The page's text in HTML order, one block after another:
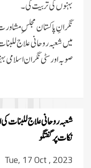
بہنوں کی تربیت کی۔
نگرانِ پاکستان مجلسِ
میں شعبہ روحانی علاج
صوبہ اور سٹی نگران اسلامی
شعبہ روحانی علاج للبنات
نکات پر گفتگو
Tue, 17 Oct , 2023